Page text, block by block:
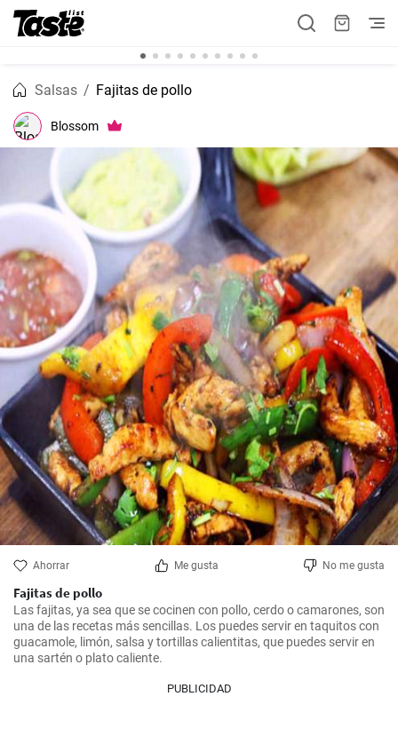
Salsas Fajitas de pollo
Blossom
Ahorrar Me gusta No me gusta
Fajitas de pollo
Las fajitas, ya sea que se cocinen con pollo, cerdo o camarones, son
una de las recetas más sencillas. Los puedes servir en taquitos con
guacamole, limón, salsa y tortillas calientitas, que puedes servir en
una sartén o plato caliente.
PUBLICIDAD